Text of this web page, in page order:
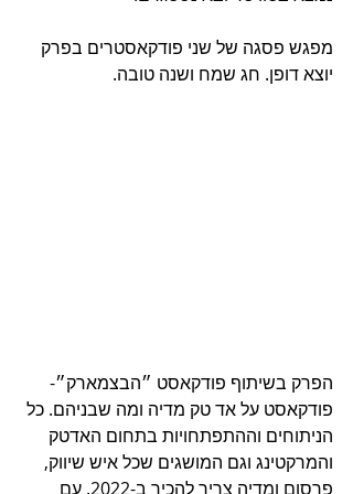
מפגש פסגה של שני פודקאסטרים בפרק
יוצא דופן. חג שמח ושנה טובה.
הפרק בשיתוף פודקאסט ״הבצמארק״-
פודקאסט על אד טק מדיה ומה שבניהם. כל
הניתוחים וההתפתחויות בתחום האדטק
והמרקטינג וגם המושגים שכל איש שיווק,
פרסום ומדיה צריך להכיר ב-2022. עם